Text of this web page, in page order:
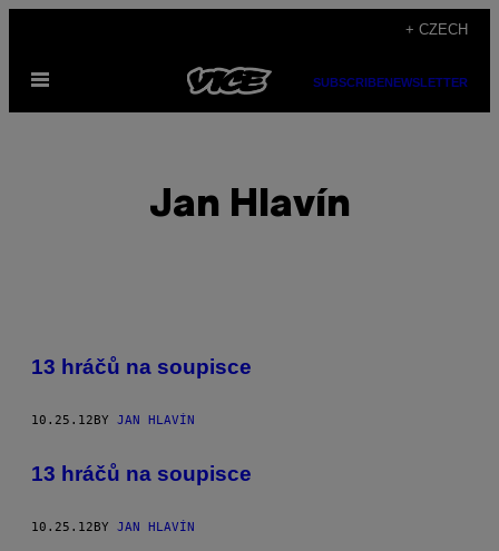
content
+ CZECH
Open
SUBSCRIBENEWSLETTER
Jan Hlavín
POSTS
THIS
AUTHOR
13 hráčů na soupisce
10.25.12BY JAN HLAVÍN
13 hráčů na soupisce
10.25.12BY JAN HLAVÍN